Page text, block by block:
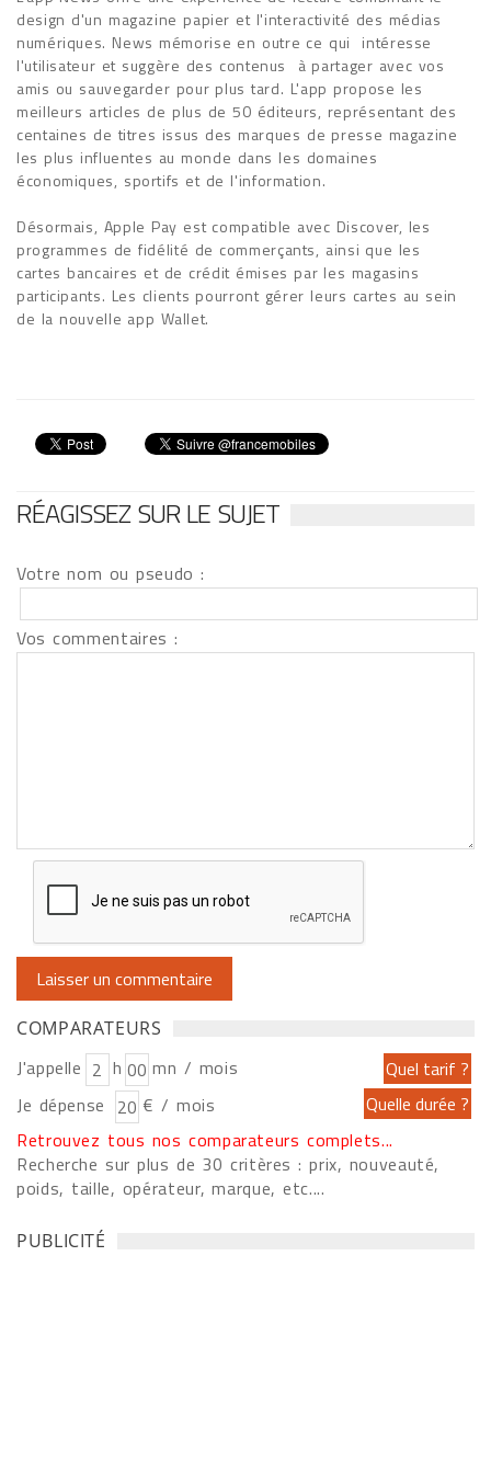
design d'un magazine papier et l'interactivité des médias
numériques. News mémorise en outre ce qui intéresse
l'utilisateur et suggère des contenus à partager avec vos
amis ou sauvegarder pour plus tard. L'app propose les
meilleurs articles de plus de 50 éditeurs, représentant des
centaines de titres issus des marques de presse magazine
les plus influentes au monde dans les domaines
économiques, sportifs et de l'information.
Désormais, Apple Pay est compatible avec Discover, les
programmes de fidélité de commerçants, ainsi que les
cartes bancaires et de crédit émises par les magasins
participants. Les clients pourront gérer leurs cartes au sein
de la nouvelle app Wallet.
RÉAGISSEZ SUR LE SUJET
Votre nom ou pseudo :
Vos commentaires :
COMPARATEURS
J'appelle h
mn / mois
Je dépense
€ / mois
Retrouvez tous nos comparateurs complets...
Recherche sur plus de 30 critères : prix, nouveauté,
poids, taille, opérateur, marque, etc....
PUBLICITÉ